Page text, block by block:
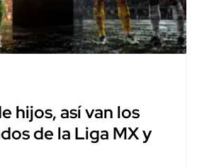
hijos, así van los
de la Liga MX y